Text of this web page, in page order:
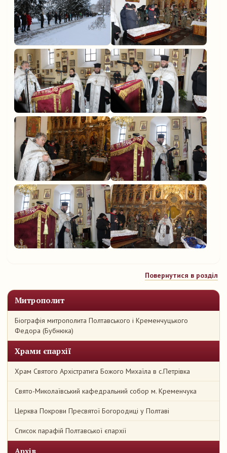
Митрополит
Біографія митрополита Полтавського і Кременчуцького
Федора (Бубнюка)
Храми єпархії
Храм Святого Архістратига Божого Михаїла в с.Петрівка
Свято-Миколаївський кафедральний собор м. Кременчука
Церква Покрови Пресвятої Богородиці у Полтаві
Список парафій Полтавської єпархії
Архів
Повернутися в розділ